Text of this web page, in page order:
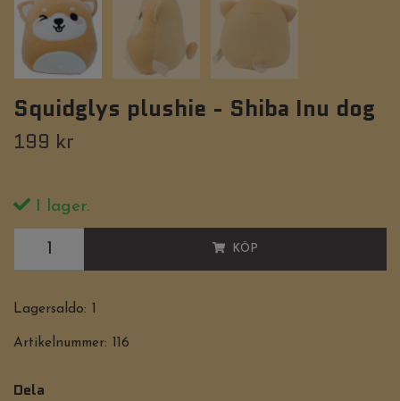
Squidglys plushie - Shiba Inu dog
199 kr
I lager.
KÖP
Lagersaldo:
Artikelnummer: 116
Dela